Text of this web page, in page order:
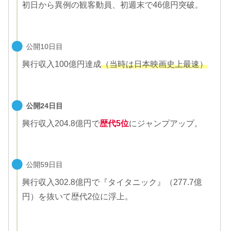
初日から異例の観客動員、初週末で46億円突破。
公開10日目
興行収入100億円達成（当時は日本映画史上最速）
公開24日目
興行収入204.8億円で歴代5位にジャンプアップ。
公開59日目
興行収入302.8億円で『タイタニック』（277.7億
円）を抜いて歴代2位に浮上。